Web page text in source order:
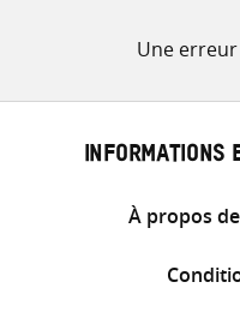
Une erreur
INFORMATIONS
À propos